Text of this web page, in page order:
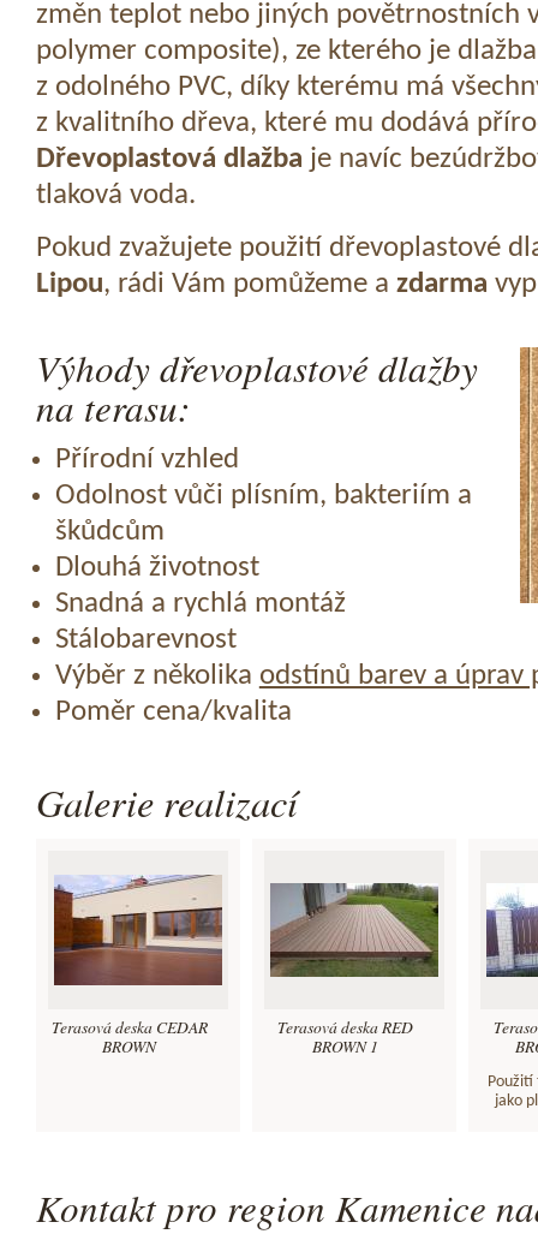
změn teplot nebo jiných povětrnostních
polymer composite), ze kterého je
z odolného PVC, díky kterému má
z kvalitního dřeva, které mu dodává
Dřevoplastová dlažba je navíc
tlaková voda.
Pokud zvažujete použití dřevoplastové
Lipou, rádi Vám pomůžeme a zdarma
Výhody dřevoplastové dlažby
na terasu:
Přírodní vzhled
Odolnost vůči plísním, bakteriím a
škůdcům
Dlouhá životnost
Snadná a rychlá montáž
Stálobarevnost
Výběr z několika odstínů barev a úprav
Poměr cena/kvalita
Galerie realizací
Terasová deska CEDAR
BROWN
Terasová deska RED
BROWN 1
Použití
jako
Kontakt pro region Kamenice